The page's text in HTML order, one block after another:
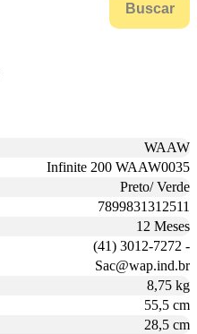
Buscar
WAAW
Infinite 200 WAAW0035
Preto/ Verde
7899831312511
12 Meses
(41) 3012-7272 -
Sac@wap.ind.br
8,75 kg
55,5 cm
28,5 cm